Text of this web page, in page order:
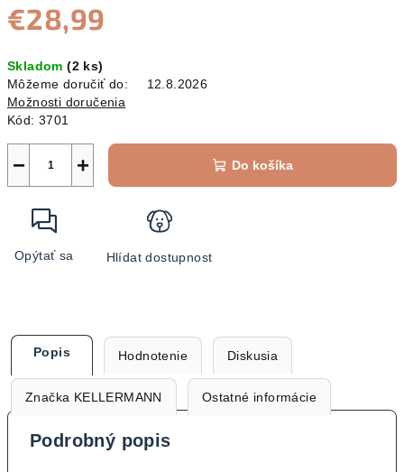
€28,99
cena:
Skladom(2 ks)
Môžeme doručiť do:
12.8.2026
Možnosti doručenia
Kód: 3701
+
− Do košíka
Opýtať sa Hlídat dostupnost
Popis Hodnotenie Diskusia
Značka KELLERMANN Ostatné informácie
Podrobný popis